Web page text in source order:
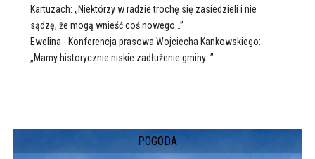
Kartuzach: „Niektórzy w radzie trochę się zasiedzieli i nie
sądzę, że mogą wnieść coś nowego…”
Ewelina - Konferencja prasowa Wojciecha Kankowskiego:
„Mamy historycznie niskie zadłużenie gminy…”
POGODA